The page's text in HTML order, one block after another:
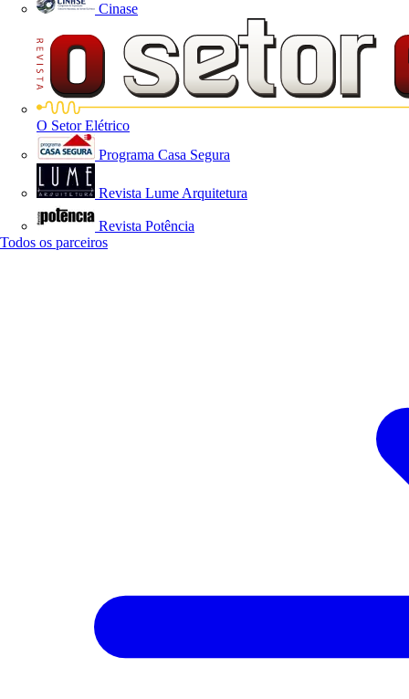
Cinase
O Setor Elétrico
Programa Casa Segura
Revista Lume Arquitetura
Revista Potência
Todos os parceiros